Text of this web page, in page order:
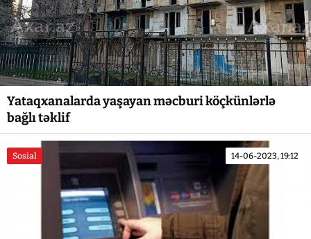
Yataqxanalarda yaşayan məcburi köçkünlərlə
bağlı təklif
Sosial 14-06-2023, 19:12